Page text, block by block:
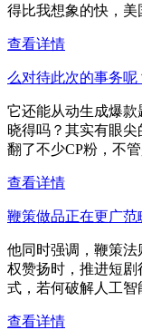
得比我想象的快，美
查看详情
么对待此次的事务呢
它还能从动生成爆
晓得吗？其实有眼
翻了不少CP粉，不
查看详情
鞭策做品正在更广范
他同时强调，鞭策
权赞扬时，推进短
式，若何破解人工
查看详情